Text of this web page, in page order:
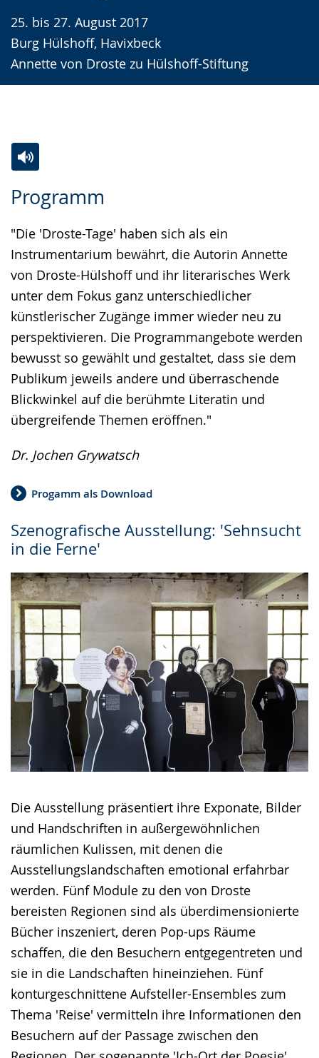
25. bis 27. August 2017
Burg Hülshoff, Havixbeck
Annette von Droste zu Hülshoff-Stiftung
wechseln.
Deutscher
Gebärdensprache
wird
Programm
"Die 'Droste-Tage' haben sich als ein
Instrumentarium bewährt, die Autorin Annette
von Droste-Hülshoff und ihr literarisches Werk
unter dem Fokus ganz unterschiedlicher
künstlerischer Zugänge immer wieder neu zu
perspektivieren. Die Programmangebote werden
bewusst so gewählt und gestaltet, dass sie dem
Publikum jeweils andere und überraschende
Blickwinkel auf die berühmte Literatin und
übergreifende Themen eröffnen."
Dr. Jochen Grywatsch
Progamm als Download
Szenografische Ausstellung: 'Sehnsucht
in die Ferne'
Die Ausstellung präsentiert ihre Exponate, Bilder
und Handschriften in außergewöhnlichen
räumlichen Kulissen, mit denen die
Ausstellungslandschaften emotional erfahrbar
werden. Fünf Module zu den von Droste
bereisten Regionen sind als überdimensionierte
Bücher inszeniert, deren Pop-ups Räume
schaffen, die den Besuchern entgegentreten und
sie in die Landschaften hineinziehen. Fünf
konturgeschnittene Aufsteller-Ensembles zum
Thema 'Reise' vermitteln ihre Informationen den
Besuchern auf der Passage zwischen den
Leichten
wechseln.
Audio-
Video
Deutscher
Gebärdensprache
wird
angezeigt.